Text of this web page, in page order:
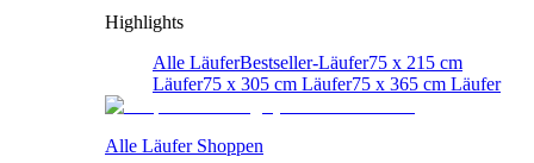
Highlights
Alle LäuferBestseller-Läufer75 x 215 cm
Läufer75 x 305 cm Läufer75 x 365 cm Läufer
Alle Läufer Shoppen